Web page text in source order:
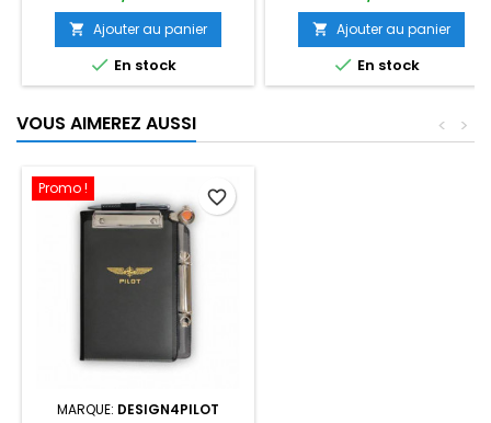
 Ajouter au panier
 En stock
 Ajouter au panier
 En stock
VOUS AIMEREZ AUSSI >
<
Promo !
MARQUE: DESIGN4PILOT
favorite_border